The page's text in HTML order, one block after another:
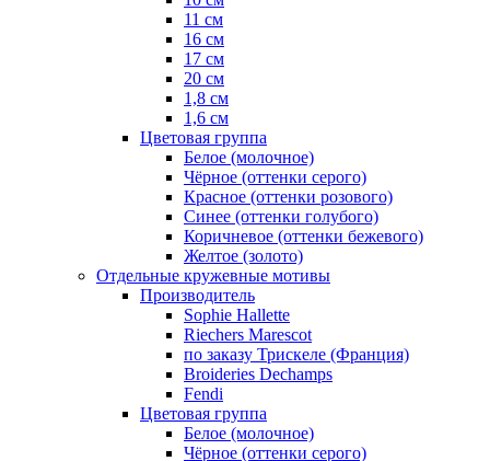
11 см
16 см
17 см
20 см
1,8 см
1,6 см
Цветовая группа
Белое (молочное)
Чёрное (оттенки серого)
Красное (оттенки розового)
Синее (оттенки голубого)
Коричневое (оттенки бежевого)
Желтое (золото)
Отдельные кружевные мотивы
Производитель
Sophie Hallette
Riechers Marescot
по заказу Трискеле (Франция)
Broideries Dechamps
Fendi
Цветовая группа
Белое (молочное)
Чёрное (оттенки серого)